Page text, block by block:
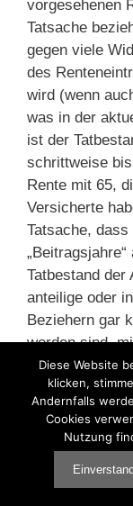
vorgesehenen
Tatsache
gegen viele
des
wird (wenn
was in der
ist der
schrittweise
Rente mit 65,
Versicherte
Tatsache,
Tatbestand
anteilige oder
Beziehern gar
worden sind,
von
Auszahlungen
komplexen
Anregung von
Diese Website
klicken,
Andernfalls
Cookies
Nutzung